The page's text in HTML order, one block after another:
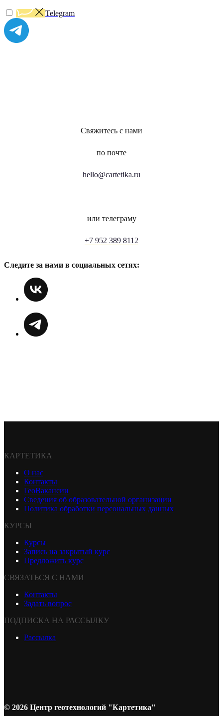
Telegram
Свяжитесь с нами
по почте
hello@cartetika.ru
или телеграму
+7 952 389 8112
Следите за нами в социальных сетях:
КАРТЕТИКА
О нас
Контакты
ГеоВакансии
Сведения об образовательной организации
Политика обработки персональных данных
КУРСЫ
Курсы
Запись на закрытый курс
Предложить курс
СВЯЗАТЬСЯ С НАМИ
Контакты
Задать вопрос
ПОДПИСКА НА РАССЫЛКУ
Рассылка
© 2026 Центр геотехнологий "Картетика"